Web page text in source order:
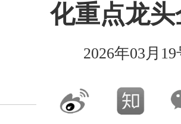
化重点龙
2026年03月 19